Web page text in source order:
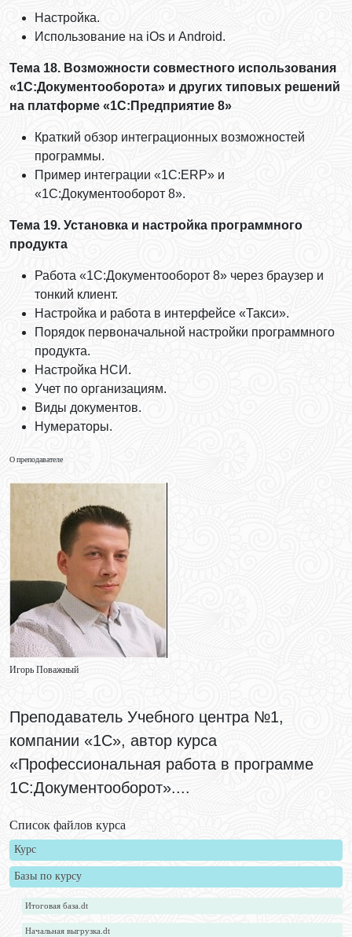
Настройка.
Использование на iOs и Android.
Тема 18. Возможности совместного использования
«1С:Документооборота» и других типовых решений
на платформе «1С:Предприятие 8»
Краткий обзор интеграционных возможностей
программы.
Пример интеграции «1С:ERP» и
«1С:Документооборот 8».
Тема 19. Установка и настройка программного
продукта
Работа «1С:Документооборот 8» через браузер и
тонкий клиент.
Настройка и работа в интерфейсе «Такси».
Порядок первоначальной настройки программного
продукта.
Настройка НСИ.
Учет по организациям.
Виды документов.
Нумераторы.
О преподавателе
Игорь Поважный
Преподаватель Учебного центра №1,
компании «1С», автор курса
«Профессиональная работа в программе
1С:Документооборот»....
Список файлов курса
Курс
Базы по курсу
Итоговая база.dt
Начальная выгрузка.dt